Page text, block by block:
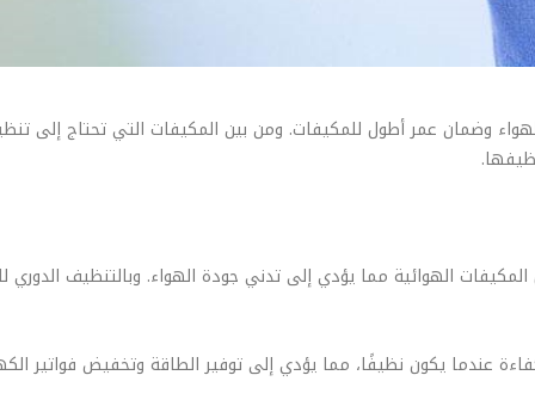
وضمان عمر أطول للمكيفات. ومن بين المكيفات التي تحتاج إلى
المكيفات الهوائية مما يؤدي إلى تدني جودة الهواء. وبالتنظيف